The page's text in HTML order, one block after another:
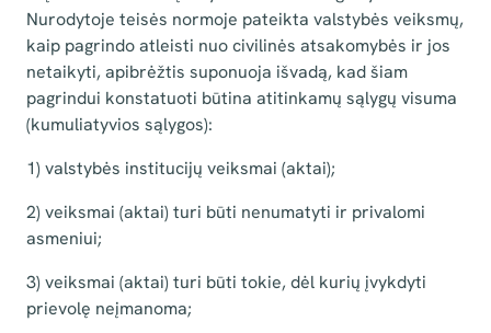
Nurodytoje teisės normoje pateikta valstybės veiksmų,
kaip pagrindo atleisti nuo civilinės atsakomybės ir jos
netaikyti, apibrėžtis suponuoja išvadą, kad šiam
pagrindui konstatuoti būtina atitinkamų sąlygų visuma
(kumuliatyvios sąlygos):
1) valstybės institucijų veiksmai (aktai);
2) veiksmai (aktai) turi būti nenumatyti ir privalomi
asmeniui;
3) veiksmai (aktai) turi būti tokie, dėl kurių įvykdyti
prievolę neįmanoma;